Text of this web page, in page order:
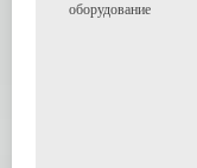
оборудование